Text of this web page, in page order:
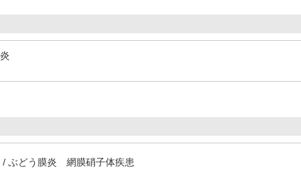
/ ぶどう膜炎 網膜硝子体疾患